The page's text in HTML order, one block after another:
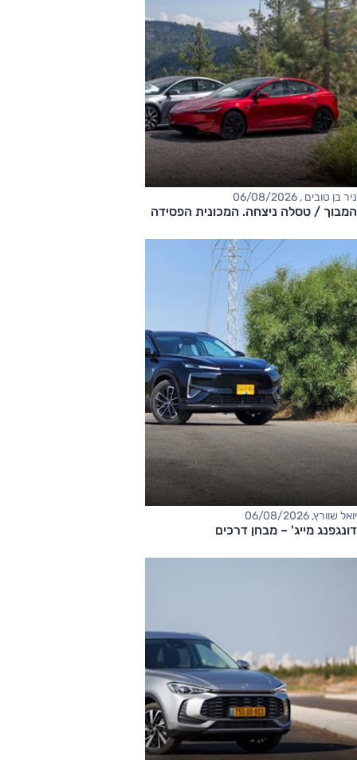
ניר בן טובים , 06/08/2026
המבוך / טסלה ניצחה. המכונית הפסידה
יואל שוורץ, 06/08/2026
דונגפנג מייג' – מבחן דרכים